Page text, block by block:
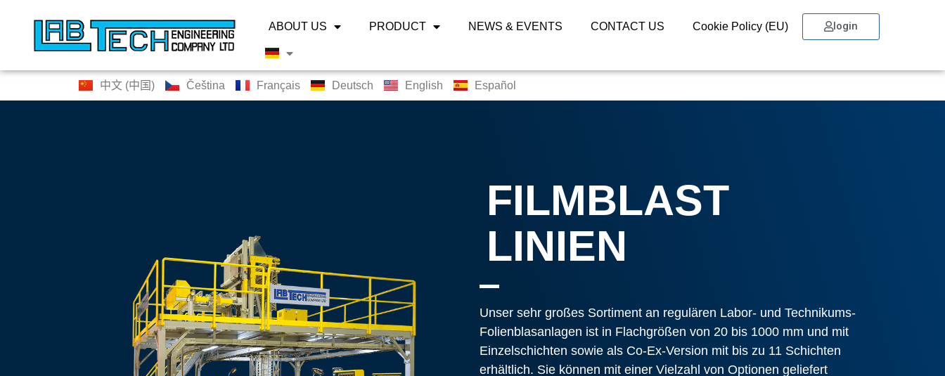
ABOUT US PRODUCT NEWS & EVENTS CONTACT US Cookie Policy (EU) login
中文 (中国) Čeština Français Deutsch English Español
FILMBLAST
LINIEN
Unser sehr großes Sortiment an regulären Labor- und Technikums-
Folienblasanlagen ist in Flachgrößen von 20 bis 1000 mm und mit
Einzelschichten sowie als Co-Ex-Version mit bis zu 11 Schichten
erhältlich. Sie können mit einer Vielzahl von Optionen geliefert